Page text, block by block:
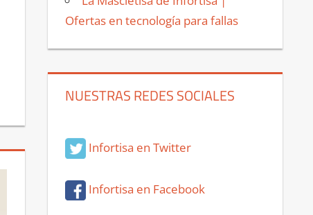
Ofertas en tecnología para fallas
NUESTRAS REDES SOCIALES
Infortisa en Twitter
Infortisa en Facebook